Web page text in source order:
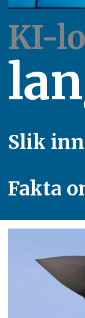
KI-
Slik
Fakta